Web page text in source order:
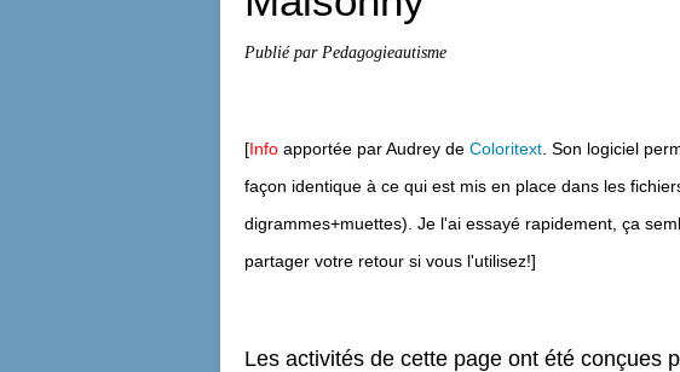
Publié par Pedagogieautisme
[Info apportée par Audrey de Coloritext . Son logiciel
façon identique à ce qui est mis en place dans les
digrammes+muettes). Je l'ai essayé rapidement, ça
partager votre retour si vous l'utilisez!]
Les activités de cette page ont été conçues